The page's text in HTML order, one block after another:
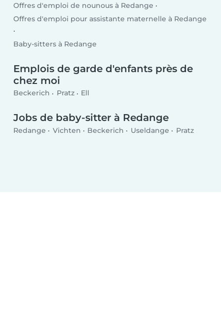
Offres d'emploi de nounous à Redange
Offres d'emploi pour assistante maternelle à Redange
Baby-sitters à Redange
Emplois de garde d'enfants près de
chez moi
Beckerich Pratz Ell
Jobs de baby-sitter à Redange
Redange Vichten Beckerich Useldange Pratz